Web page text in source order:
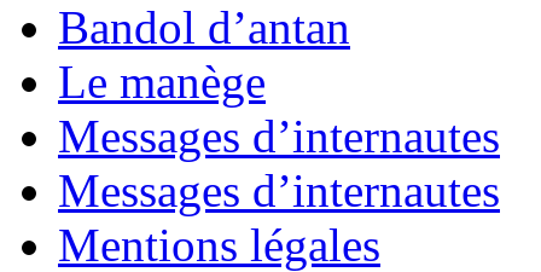
Bandol d’antan
Le manège
Messages d’internautes
Messages d’internautes
Mentions légales